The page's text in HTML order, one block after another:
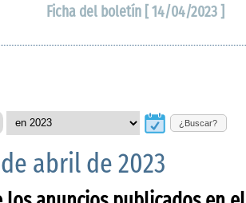
Ficha del boletín [ 14/04/2023 ]
¿Buscar?
abril de 2023